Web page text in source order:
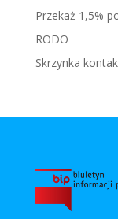
Przekaż 1,5%
RODO
Skrzynka